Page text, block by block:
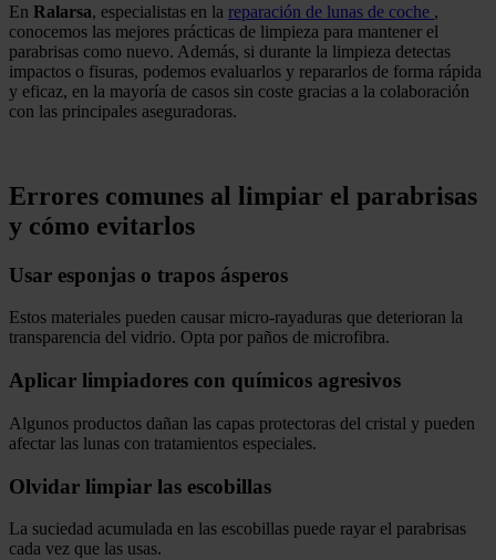
En Ralarsa, especialistas en la reparación de lunas de coche ,
conocemos las mejores prácticas de limpieza para mantener el
parabrisas como nuevo. Además, si durante la limpieza detectas
impactos o fisuras, podemos evaluarlos y repararlos de forma rápida
y eficaz, en la mayoría de casos sin coste gracias a la colaboración
con las principales aseguradoras.
Errores comunes al limpiar el parabrisas
y cómo evitarlos
Usar esponjas o trapos ásperos
Estos materiales pueden causar micro-rayaduras que deterioran la
transparencia del vidrio. Opta por paños de microfibra.
Aplicar limpiadores con químicos agresivos
Algunos productos dañan las capas protectoras del cristal y pueden
afectar las lunas con tratamientos especiales.
Olvidar limpiar las escobillas
La suciedad acumulada en las escobillas puede rayar el parabrisas
cada vez que las usas.